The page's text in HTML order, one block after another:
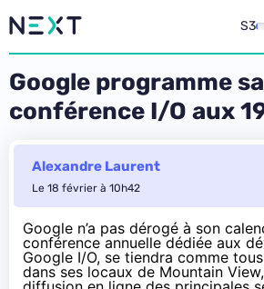
S3
Google programme sa
conférence I/O aux
Alexandre Laurent
Le 18 février à 10h42
Google n’a pas dérogé à son
conférence annuelle dédiée aux
Google I/O, se tiendra comme
dans ses locaux de Mountain